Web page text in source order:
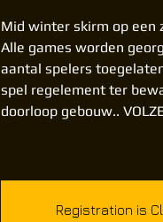
Mid winter skirm op een
Alle games worden
aantal spelers
spel regelement ter
doorloop gebouw..
Registration is